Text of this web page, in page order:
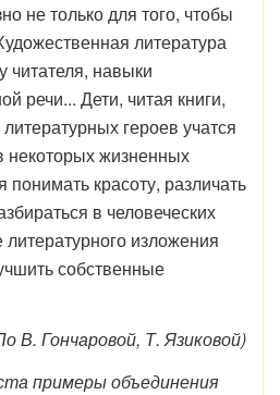
не только для того, чтобы
литература
читателя, навыки
речи... Дети, читая книги,
героев учатся
некоторых жизненных
понимать красоту, различать
в человеческих
изложения
собственные
В. Гончаровой, Т. Язиковой)
примеры объединения